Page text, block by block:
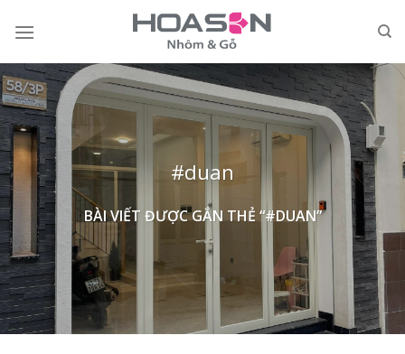
#duan
BÀI VIẾT ĐƯỢC GẮN THẺ “#DUAN”